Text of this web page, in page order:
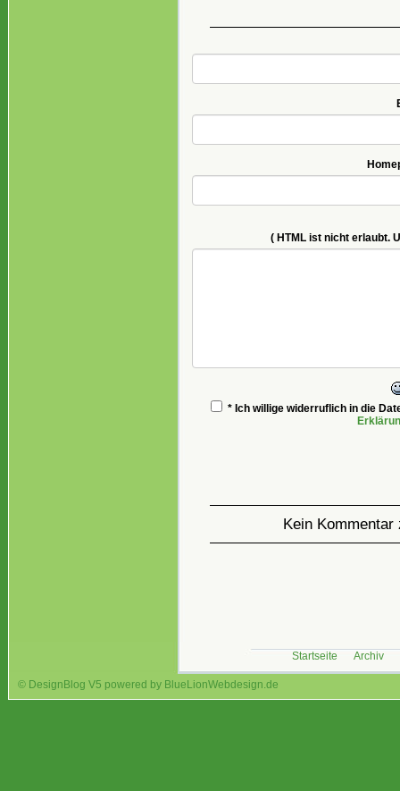
( HTML ist nicht erlaubt.
* Ich willige widerruflich in die
Kein
Startseite Archiv
© DesignBlog V5 powered by BlueLionWebdesign.de